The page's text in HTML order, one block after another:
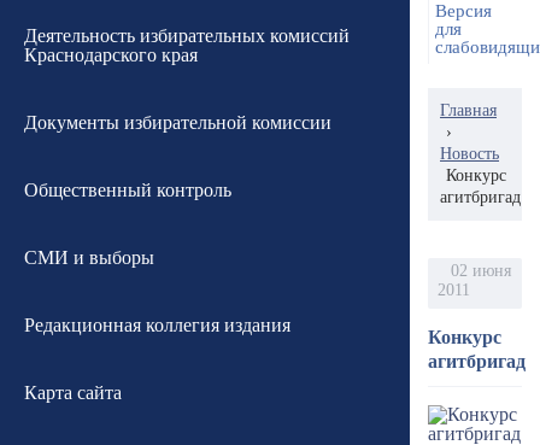
Деятельность избирательных комиссий
Краснодарского края
Документы избирательной комиссии
Общественный контроль
СМИ и выборы
Редакционная коллегия издания
Карта сайта
Версия
для
Главная
›
Новость
Конкурс
агитбригад
02 июня
2011
Конкурс
агитбригад